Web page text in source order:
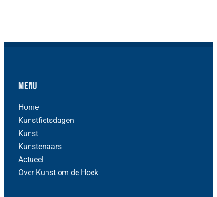
Menu
Home
Kunstfietsdagen
Kunst
Kunstenaars
Actueel
Over Kunst om de Hoek